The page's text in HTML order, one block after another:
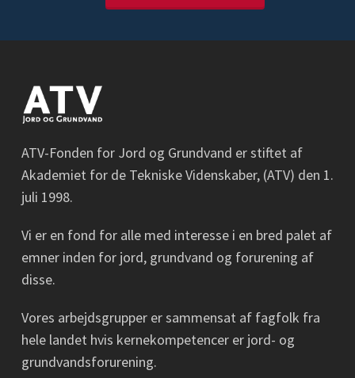
ATV-Fonden for Jord og Grundvand er stiftet af
Akademiet for de Tekniske Videnskaber, (ATV) den 1.
juli 1998.
Vi er en fond for alle med interesse i en bred palet af
emner inden for jord, grundvand og forurening af
disse.
Vores arbejdsgrupper er sammensat af fagfolk fra
hele landet hvis kernekompetencer er jord- og
grundvandsforurening.